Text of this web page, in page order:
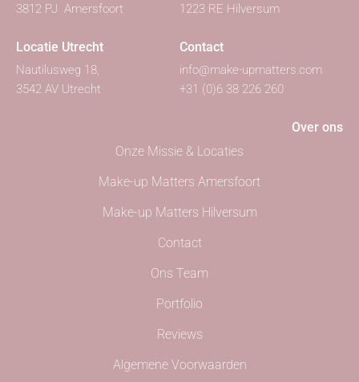
3812 PJ Amersfoort
1223 RE Hilversum
Locatie Utrecht
Nautilusweg 18,
3542 AV Utrecht
Contact
info@make-upmatters.com
+31 (0)6 38 226 260
Over ons
Onze Missie & Locaties
Make-up Matters Amersfoort
Make-up Matters Hilversum
Contact
Ons Team
Portfolio
Reviews
Algemene Voorwaarden